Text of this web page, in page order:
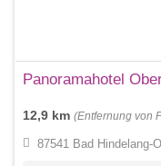
Panoramahotel
12,9 km (Entfernung von
87541 Bad Hindelang-